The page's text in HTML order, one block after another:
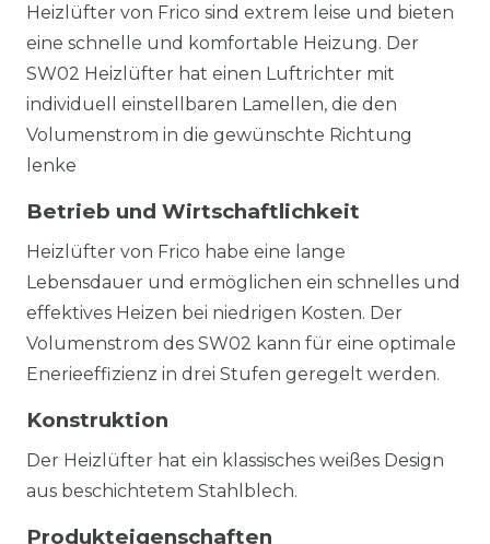
Heizlüfter von Frico sind extrem leise und bieten
eine schnelle und komfortable Heizung. Der
SW02 Heizlüfter hat einen Luftrichter mit
individuell einstellbaren Lamellen, die den
Volumenstrom in die gewünschte Richtung
lenke
Betrieb und Wirtschaftlichkeit
Heizlüfter von Frico habe eine lange
Lebensdauer und ermöglichen ein schnelles und
effektives Heizen bei niedrigen Kosten. Der
Volumenstrom des SW02 kann für eine optimale
Enerieeffizienz in drei Stufen geregelt werden.
Konstruktion
Der Heizlüfter hat ein klassisches weißes Design
aus beschichtetem Stahlblech.
Produkteigenschaften